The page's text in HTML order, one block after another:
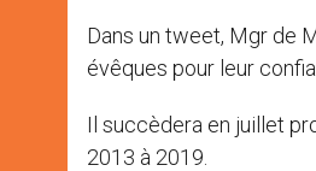
Dans un tweet, Mgr de
évêques pour leur
Il succèdera en juillet
2013 à 2019.